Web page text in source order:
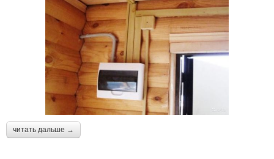
Внутренний проводка Наружная проводка
Провод для наружной
проводки
Проводки на улице
читать дальше →